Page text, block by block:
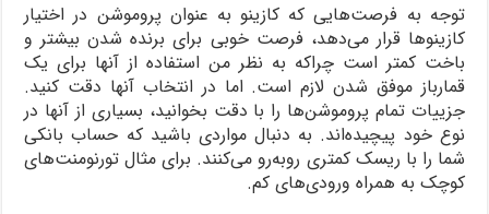
توجه به فرصت‌هایی که کازینو به عنوان پروموشن در اختیار
کازینوها قرار می‌دهد، فرصت خوبی برای برنده شدن بیشتر و
باخت کمتر است چراکه به نظر من استفاده از آنها برای یک
قمارباز موفق شدن لازم است. اما در انتخاب آنها دقت کنید.
جزییات تمام پروموشن‌ها را با دقت بخوانید، بسیاری از آنها در
نوع خود پیچیده‌اند. به دنبال مواردی باشید که حساب بانکی
شما را با ریسک کمتری روبه‌رو می‌کنند. برای مثال تورنومنت‌های
کوچک به همراه ورودی‌های کم.